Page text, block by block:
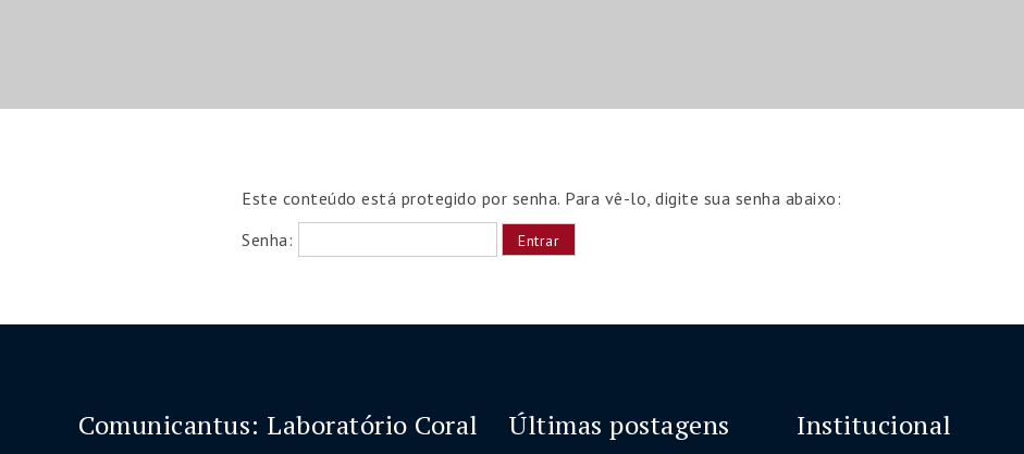
Este conteúdo está protegido por senha. Para vê-lo, digite sua senha abaixo:
Senha:
Comunicantus: Laboratório Coral Últimas postagens Institucional